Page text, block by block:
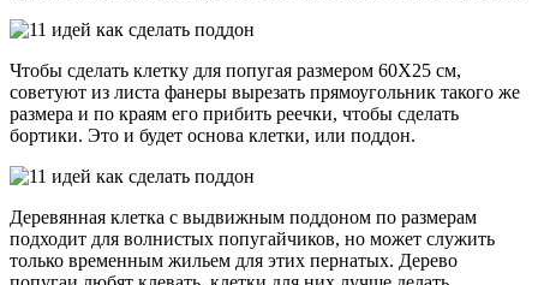
Чтобы сделать клетку для попугая размером 60Х25 см,
советуют из листа фанеры вырезать прямоугольник такого же
размера и по краям его прибить реечки, чтобы сделать
бортики. Это и будет основа клетки, или поддон.
Деревянная клетка с выдвижным поддоном по размерам
подходит для волнистых попугайчиков, но может служить
только временным жильем для этих пернатых. Дерево